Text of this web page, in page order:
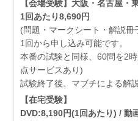
【会場受験】大阪・名古屋・
1回あたり8,690円
(問題・マークシート・解説
1回から申し込み可能です。
本番の試験と同様、60問を2
点サービスあり)
試験終了後、マブチによる解
【在宅受験】
DVD:8,190円(1回あたり) / 動